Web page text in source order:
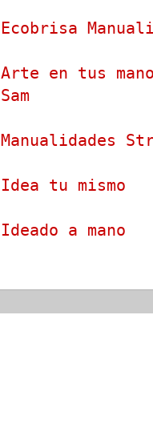
Ecobrisa
Arte en tus
Sam
Manualidades
Idea tu mismo
Ideado a mano